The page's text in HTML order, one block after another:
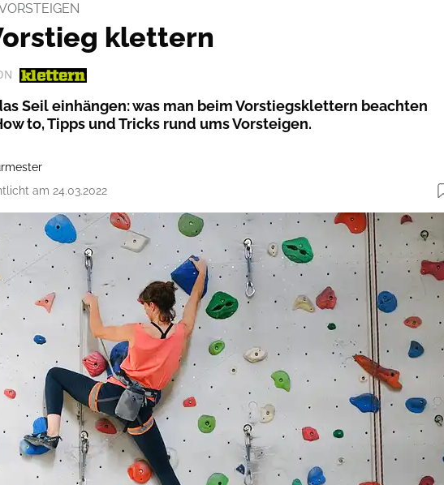
klettern
Seil einhängen: was man beim Vorstiegsklettern beachten
to, Tipps und Tricks rund ums Vorsteigen.
am 24.03.2022